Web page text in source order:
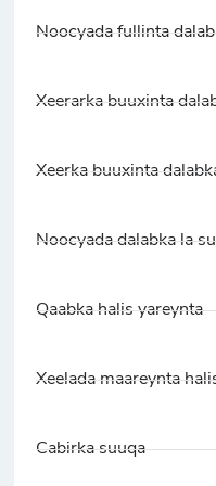
Noocyada fullinta
Xeerarka buuxinta
Xeerka buuxinta
Noocyada dalabka la
Qaabka halis yareynta
Xeelada maareynta
Cabirka suuqa